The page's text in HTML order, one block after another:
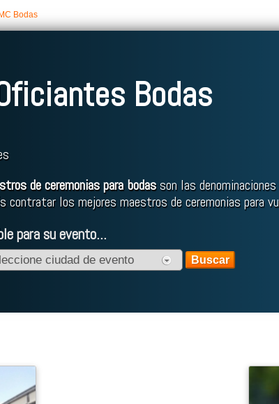
Bodas
Bodas
de ceremonias para bodasson las
los mejores maestros de ceremonias para
para su evento...